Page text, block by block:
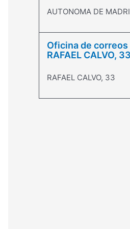
AUTONOMA DE
Oficina de
RAFAEL CALVO,
RAFAEL CALVO, 33